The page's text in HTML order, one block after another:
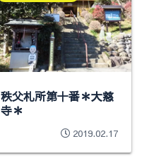
秩父札所第十番＊大慈
寺＊
2019.02.17